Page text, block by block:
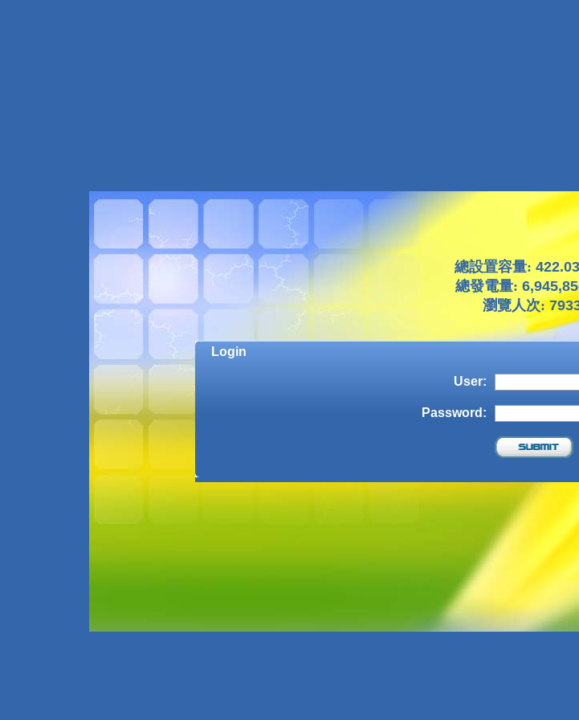
總設置容量:
總發電量:
瀏覽人次:
Login
User:
Password: